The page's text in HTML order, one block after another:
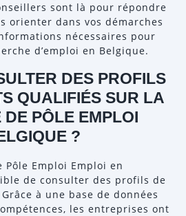
sont là pour répondre
orienter dans vos démarches
nécessaires pour
d’emploi en Belgique.
DES PROFILS
QUALIFIÉS SUR LA
DE PÔLE EMPLOI
?
Emploi Emploi en
de consulter des profils de
à une base de données
les entreprises ont